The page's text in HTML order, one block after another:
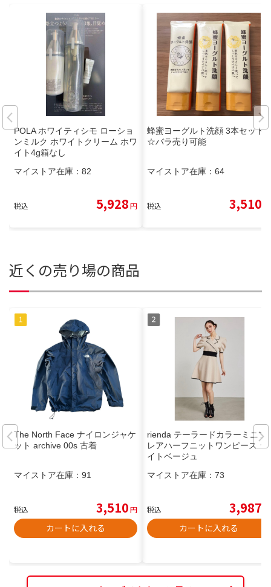
POLA ホワイティシモ ローショ
ンミルク ホワイトクリーム ホワ
イト4g箱なし
マイストア在庫： 82
税込 5,928円
蜂蜜ヨーグルト洗顔 3本セット
☆バラ売り可能
マイストア在庫： 64
税込 3,510
近くの売り場の商品
The North Face ナイロンジャケ
ット archive 00s 古着
マイストア在庫： 91
税込 3,510円
カートに入れる
rienda テーラードカラーミニフ
レアハーフニットワンピース ラ
イトベージュ
マイストア在庫： 73
税込 3,987
カートに入れる